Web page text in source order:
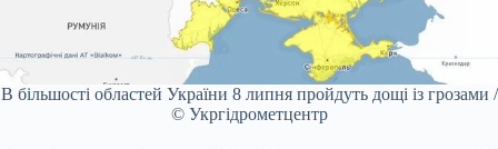
В більшості областей України 8 липня пройдуть дощі із грозами /
© Укргідрометцентр